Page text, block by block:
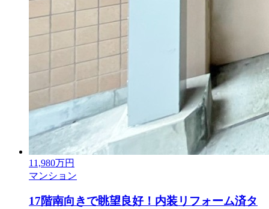
11,980万円
マンション
17階南向きで眺望良好！内装リフォーム済タ